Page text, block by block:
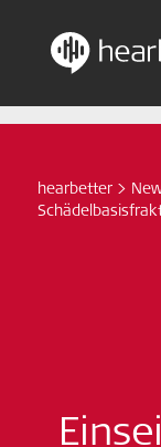
Skip
hearbetter >